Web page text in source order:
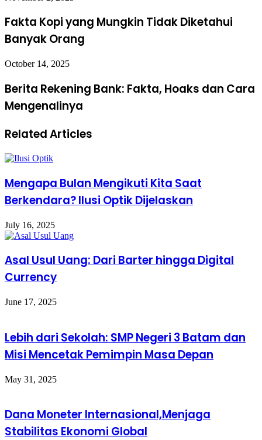
Fakta Kopi yang Mungkin Tidak Diketahui
Banyak Orang
October 14, 2025
Berita Rekening Bank: Fakta, Hoaks dan Cara
Mengenalinya
Related Articles
Mengapa Bulan Mengikuti Kita Saat
Berkendara? Ilusi Optik Dijelaskan
July 16, 2025
Asal Usul Uang: Dari Barter hingga Digital
Currency
June 17, 2025
Lebih dari Sekolah: SMP Negeri 3 Batam dan
Misi Mencetak Pemimpin Masa Depan
May 31, 2025
Dana Moneter Internasional,Menjaga
Stabilitas Ekonomi Global